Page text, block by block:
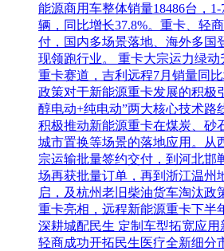
能源商用车整体销量18486台，
辆，同比增长37.8%。重卡、轻
付，国内多场景落地、海外多国
现领跑行业。 重卡大宗运力绿
重卡赛道，吉利远程7月销量同
政策对于新能源重卡发展的积极
醇电动+纯电动”两大核心技术路
积极推动新能源重卡在煤炭、砂
城市置换等场景的落地应用。从
宗运输批量签约交付，到河北邯
场再获批量订单，再到浙江温州
启，及杭州老旧柴油货车淘汰政
重卡亮相，远程新能源重卡下半
深耕城配民生 定制车型拓宽应
轻商成功开拓民生医疗全新细分